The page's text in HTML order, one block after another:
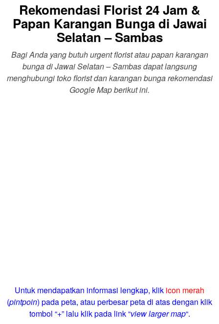
Rekomendasi Florist 24 Jam &
Papan Karangan Bunga di Jawai
Selatan – Sambas
Bagi Anda yang butuh urgent florist atau papan karangan
bunga di Jawai Selatan – Sambas dapat langsung
menghubungi toko florist dan karangan bunga rekomendasi
Google Map berikut ini.
Untuk mendapatkan informasi lengkap, klik icon merah
(pintpoin) pada peta, atau perbesar peta di atas dengan klik
tombol “+” lalu klik pada link “view larger map“.